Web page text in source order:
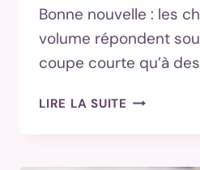
Bonne nouvelle : les
volume répondent
coupe courte qu’à
LIRE LA SUITE COUPE